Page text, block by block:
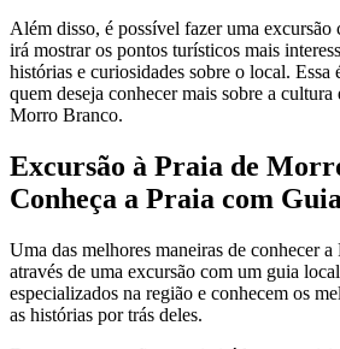
Além disso, é possível fazer uma
irá mostrar os pontos turísticos mais
histórias e curiosidades sobre o local. Essa
quem deseja conhecer mais sobre a
Morro Branco.
Excursão à Praia de
Conheça a Praia com
Uma das melhores maneiras de conhecer
através de uma excursão com um guia
especializados na região e conhecem os
as histórias por trás deles.